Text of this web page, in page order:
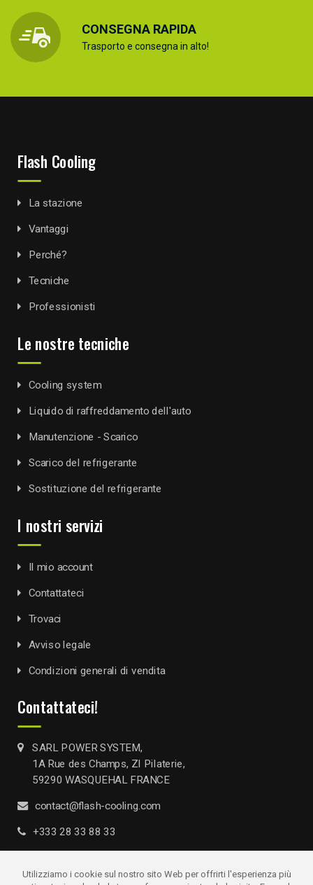
CONSEGNA RAPIDA
Trasporto e consegna in alto!
Flash Cooling
La stazione
Vantaggi
Perché?
Tecniche
Professionisti
Le nostre tecniche
Cooling system
Liquido di raffreddamento dell'auto
Manutenzione - Scarico
Scarico del refrigerante
Sostituzione del refrigerante
I nostri servizi
Il mio account
Contattateci
Trovaci
Avviso legale
Condizioni generali di vendita
Contattateci!
SARL POWER SYSTEM,
1A Rue des Champs, ZI Pilaterie,
59290 WASQUEHAL FRANCE
contact@flash-cooling.com
+333 28 33 88 33
Utilizziamo i cookie sul nostro sito Web per offrirti l'esperienza più